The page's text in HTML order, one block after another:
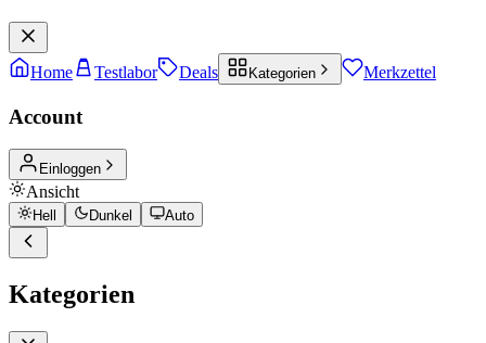
Home Testlabor Deals Kategorien Merkzettel
Account
Einloggen
Ansicht
Hell Dunkel Auto
Kategorien